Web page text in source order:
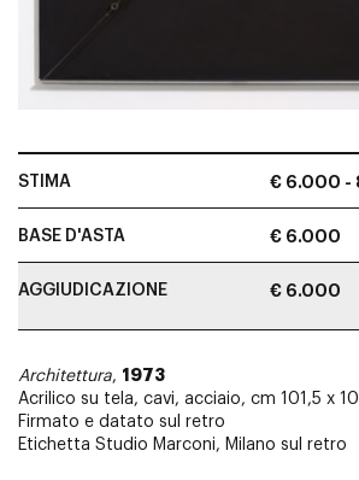
STIMA € 6.000 -
BASE D'ASTA € 6.000
AGGIUDICAZIONE € 6.000
Architettura, 1973
Acrilico su tela, cavi, acciaio, cm 101,5 x
Firmato e datato sul retro
Etichetta Studio Marconi, Milano sul retro